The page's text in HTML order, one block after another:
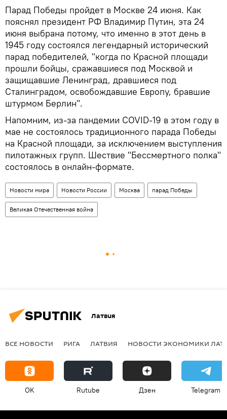
Парад Победы пройдет в Москве 24 июня. Как
пояснял президент РФ Владимир Путин, эта 24
июня выбрана потому, что именно в этот день в
1945 году состоялся легендарный исторический
парад победителей, "когда по Красной площади
прошли бойцы, сражавшиеся под Москвой и
защищавшие Ленинград, дравшиеся под
Сталинградом, освобождавшие Европу, бравшие
штурмом Берлин".
Напомним, из-за пандемии COVID-19 в этом году в
мае не состоялось традиционного парада Победы
на Красной площади, за исключением выступления
пилотажных групп. Шествие "Бессмертного полка"
состоялось в онлайн-формате.
Новости мира Новости России Москва парад Победы
Великая Отечественная война
Латвия
ВСЕ НОВОСТИ РИГА ЛАТВИЯ НОВОСТИ ЭКОНОМИКИ
OK Rutube Дзен Telegram